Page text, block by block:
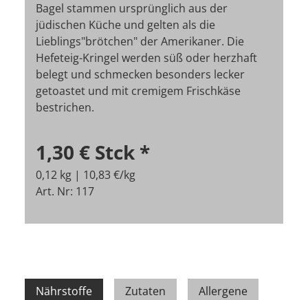
Bagel stammen ursprünglich aus der
jüdischen Küche und gelten als die
Lieblings"brötchen" der Amerikaner. Die
Hefeteig-Kringel werden süß oder herzhaft
belegt und schmecken besonders lecker
getoastet und mit cremigem Frischkäse
bestrichen.
1,30 € Stck *
0,12 kg | 10,83 €/kg
Art. Nr: 117
Nährstoffe Zutaten Allergene